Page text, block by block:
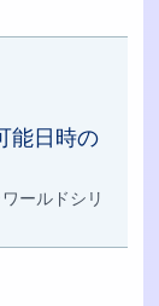
能日時の
ールドシリ